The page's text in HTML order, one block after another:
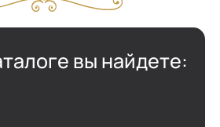
вы найдете: